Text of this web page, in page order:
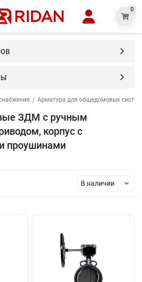
0
/ Арматура для общедомовых систем
ЗДМ с ручным
корпус с
проушинами
В наличии